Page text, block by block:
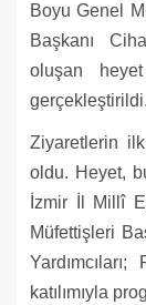
Boyu Genel
Başkanı
oluşan
gerçekleştirildi.
Ziyaretlerin
oldu. Heyet,
İzmir İl Millî
Müfettişleri
katılımıyla